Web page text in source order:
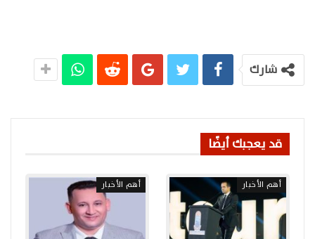
شارك
قد يعجبك أيضًا
أهم الأخبار أهم الأخبار